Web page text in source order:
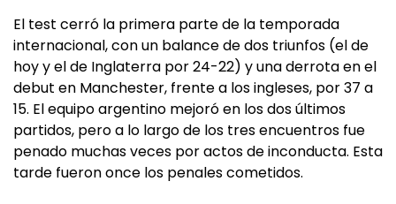
El test cerró la primera parte de la temporada
internacional, con un balance de dos triunfos (el de
hoy y el de Inglaterra por 24-22) y una derrota en el
debut en Manchester, frente a los ingleses, por 37 a
15. El equipo argentino mejoró en los dos últimos
partidos, pero a lo largo de los tres encuentros fue
penado muchas veces por actos de inconducta. Esta
tarde fueron once los penales cometidos.